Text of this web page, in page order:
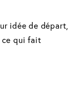
idée de départ,
ce qui fait